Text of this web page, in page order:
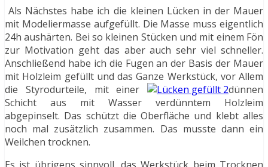
Als Nächstes habe ich die kleinen Lücken in der Mauer
mit Modeliermasse aufgefüllt. Die Masse muss eigentlich
24h aushärten. Bei so kleinen Stücken und mit einem Fön
zur Motivation geht das aber auch sehr viel schneller.
Anschließend habe ich die Fugen an der Basis der Mauer
mit Holzleim gefüllt und das Ganze Werkstück, vor Allem
die Styrodurteile, mit einer
dünnen
Schicht aus mit Wasser verdünntem Holzleim
abgepinselt. Das schützt die Oberfläche und klebt alles
noch mal zusätzlich zusammen. Das musste dann ein
Weilchen trocknen.